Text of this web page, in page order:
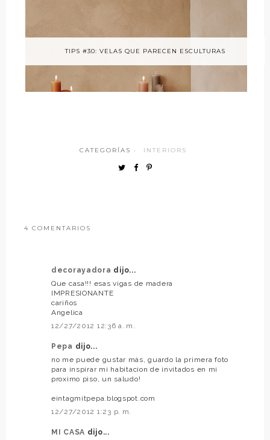
TIPS #30: VELAS QUE PARECEN ESCULTURAS
CATEGORÍAS · INTERIORS
4 COMENTARIOS
decorayadora dijo...
Que casa!!! esas vigas de madera
IMPRESIONANTE
cariños
Angelica
12/27/2012 12:36 a. m.
Pepa dijo...
no me puede gustar más, guardo la primera foto
para inspirar mi habitacion de invitados en mi
proximo piso, un saludo!
eintagmitpepa.blogspot.com
12/27/2012 1:23 p. m.
MI CASA dijo...